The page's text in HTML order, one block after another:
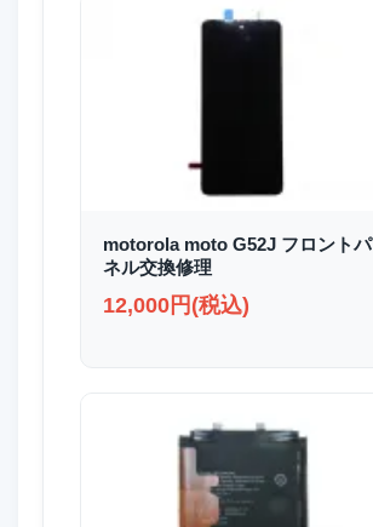
motorola moto G52J フロントパ
ネル交換修理
12,000円(税込)